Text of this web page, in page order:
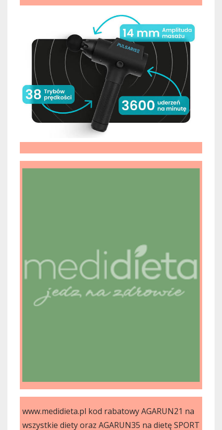
www.medidieta.pl kod rabatowy AGARUN21 na
wszystkie diety oraz AGARUN35 na dietę SPORT